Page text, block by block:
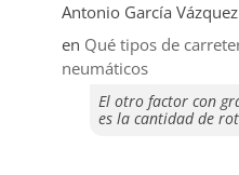
Antonio García Vázquez
en Qué tipos de
neumáticos
El otro factor con
es la cantidad de